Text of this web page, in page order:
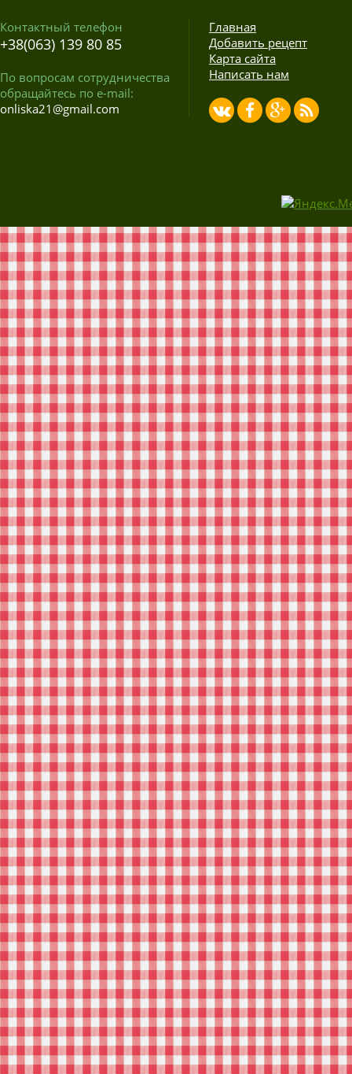
Контактный телефон
+38(063) 139 80 85
По вопросам сотрудничества
обращайтесь по e-mail:
onliska21@gmail.com
Главная
Добавить рецепт
Карта сайта
Написать нам